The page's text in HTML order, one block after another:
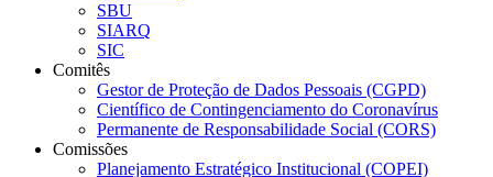
SBU
SIARQ
SIC
Comitês
Gestor de Proteção de Dados Pessoais (CGPD)
Científico de Contingenciamento do Coronavírus
Permanente de Responsabilidade Social (CORS)
Comissões
Planejamento Estratégico Institucional (COPEI)